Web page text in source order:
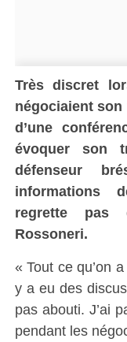
Très discret
négociaient
d’une
évoquer son
défenseur
informations
regrette pas
Rossoneri.
« Tout ce qu’on
y a eu des
pas abouti. J’ai
pendant les